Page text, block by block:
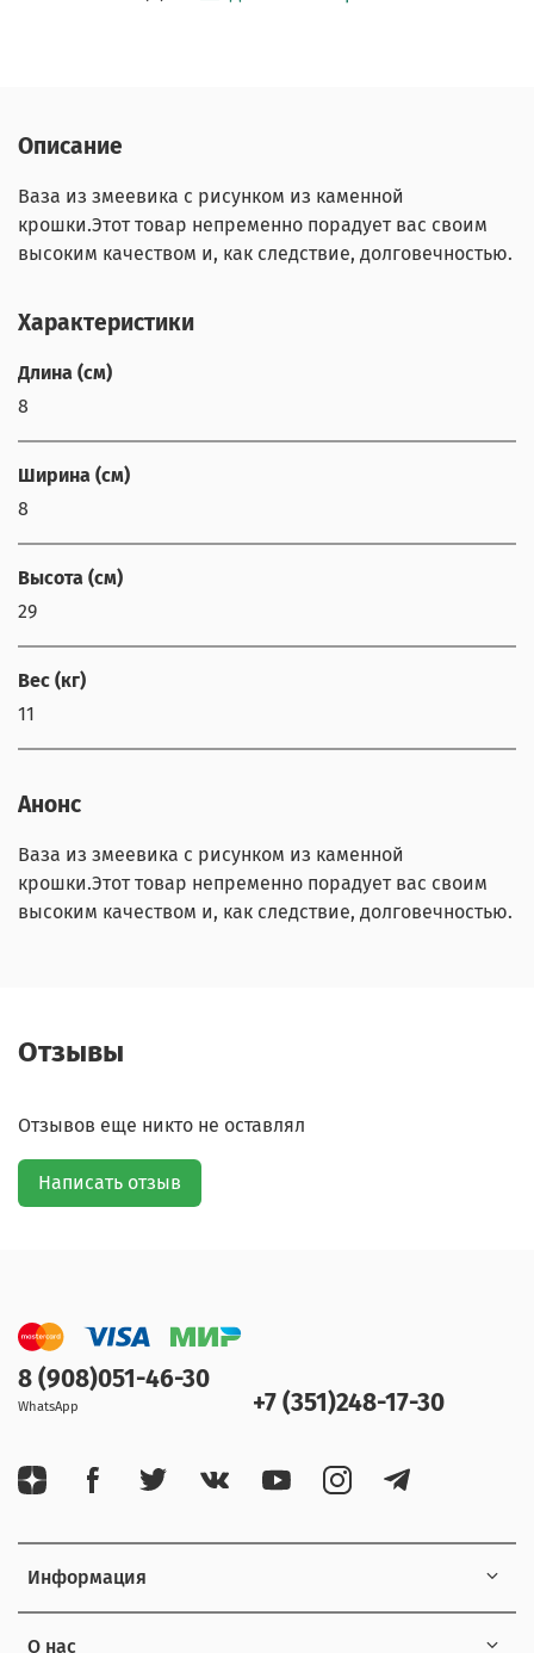
Описание
Ваза из змеевика с рисунком из каменной
крошки.Этот товар непременно порадует вас своим
высоким качеством и, как следствие, долговечностью.
Характеристики
Длина (см)
8
Ширина (см)
8
Высота (см)
29
Вес (кг)
11
Анонс
Ваза из змеевика с рисунком из каменной
крошки.Этот товар непременно порадует вас своим
высоким качеством и, как следствие, долговечностью.
Отзывы
Отзывов еще никто не оставлял
Написать отзыв
Информация
О нас
8 (908)051-46-30
WhatsApp +7 (351)248-17-30